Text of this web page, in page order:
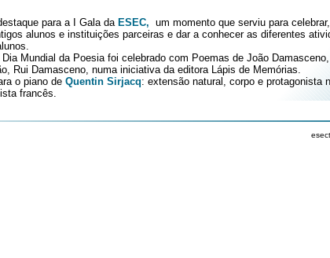
para a I Gala da ESEC, um momento que serviu para celebrar,
alunos e instituições parceiras e dar a conhecer as diferentes
Dia Mundial da Poesia foi celebrado com Poemas de João
Rui Damasceno, numa iniciativa da editora Lápis de Memórias.
o piano de Quentin Sirjacq: extensão natural, corpo e protagonista
francês.